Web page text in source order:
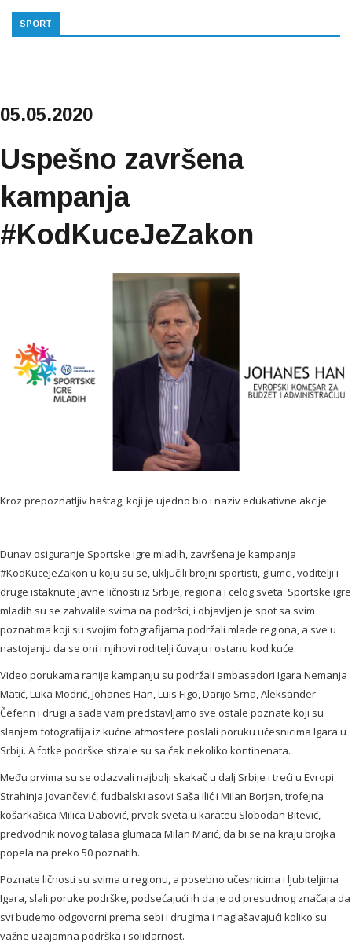
SPORT
05.05.2020
Uspešno završena
kampanja
#KodKuceJeZakon
Kroz prepoznatljiv haštag, koji je ujedno bio i naziv edukativne akcije
Dunav osiguranje Sportske igre mladih, završena je kampanja
#KodKuceJeZakon u koju su se, uključili brojni sportisti, glumci, voditelji i
druge istaknute javne ličnosti iz Srbije, regiona i celog sveta. Sportske igre
mladih su se zahvalile svima na podršci, i objavljen je spot sa svim
poznatima koji su svojim fotografijama podržali mlade regiona, a sve u
nastojanju da se oni i njihovi roditelji čuvaju i ostanu kod kuće.
Video porukama ranije kampanju su podržali ambasadori Igara Nemanja
Matić, Luka Modrić, Johanes Han, Luis Figo, Darijo Srna, Aleksander
Čeferin i drugi a sada vam predstavljamo sve ostale poznate koji su
slanjem fotografija iz kućne atmosfere poslali poruku učesnicima Igara u
Srbiji. A fotke podrške stizale su sa čak nekoliko kontinenata.
Među prvima su se odazvali najbolji skakač u dalj Srbije i treći u Evropi
Strahinja Jovančević, fudbalski asovi Saša Ilić i Milan Borjan, trofejna
košarkašica Milica Dabović, prvak sveta u karateu Slobodan Bitević,
predvodnik novog talasa glumaca Milan Marić, da bi se na kraju brojka
popela na preko 50 poznatih.
Poznate ličnosti su svima u regionu, a posebno učesnicima i ljubiteljima
Igara, slali poruke podrške, podsećajući ih da je od presudnog značaja da
svi budemo odgovorni prema sebi i drugima i naglašavajući koliko su
važne uzajamna podrška i solidarnost.